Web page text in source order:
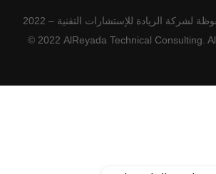
لشركة الريادة للإستشارات التقنية – 2022
© 2022 AlReyada Technical Consulting.